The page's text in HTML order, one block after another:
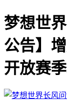
梦想世
公告】
开放赛